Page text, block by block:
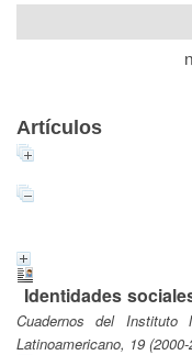
Artículos
Identidades
Cuadernos del Instituto
Latinoamericano, 19 (2000-